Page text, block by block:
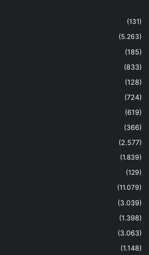
(131)
(5.263)
(185)
(833)
(128)
(724)
(619)
(366)
(2.577)
(1.839)
(129)
(11.079)
(3.039)
(1.398)
(3.063)
(1.148)